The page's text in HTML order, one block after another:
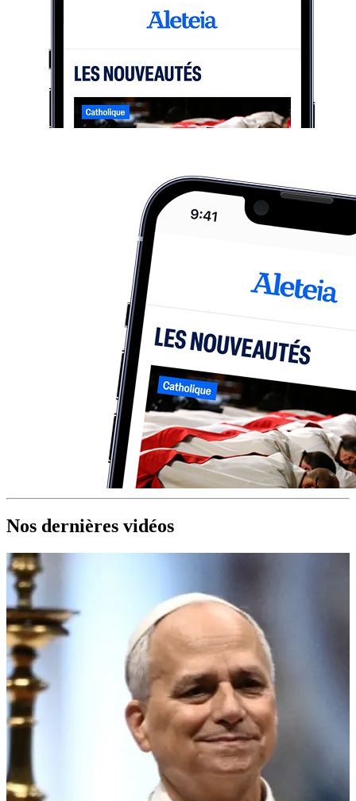
Nos dernières vidéos